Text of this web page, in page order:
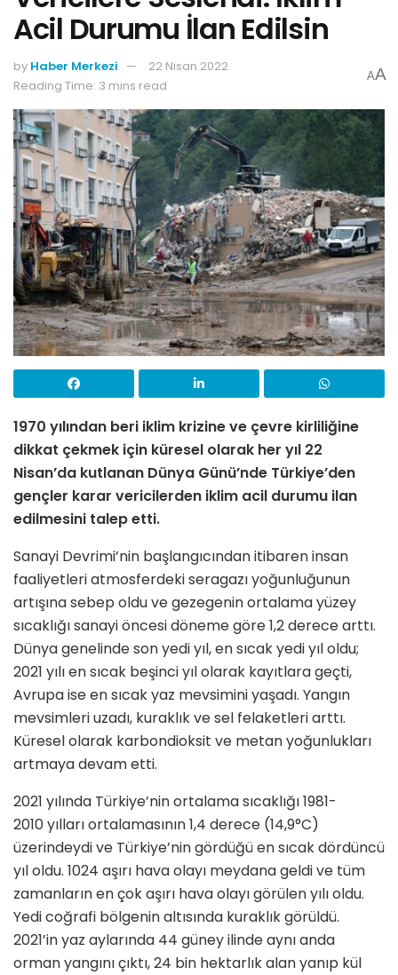
Acil Durumu İlan Edilsin
by Haber Merkezi
22 Nisan 2022
Reading Time: 3 mins read
AA
1970 yılından beri iklim krizine ve çevre kirliliğine
dikkat çekmek için küresel olarak her yıl 22
Nisan’da kutlanan Dünya Günü’nde Türkiye’den
gençler karar vericilerden iklim acil durumu ilan
edilmesini talep etti.
Sanayi Devrimi’nin başlangıcından itibaren insan
faaliyetleri atmosferdeki seragazı yoğunluğunun
artışına sebep oldu ve gezegenin ortalama yüzey
sıcaklığı sanayi öncesi döneme göre 1,2 derece arttı.
Dünya genelinde son yedi yıl, en sıcak yedi yıl oldu;
2021 yılı en sıcak beşinci yıl olarak kayıtlara geçti,
Avrupa ise en sıcak yaz mevsimini yaşadı. Yangın
mevsimleri uzadı, kuraklık ve sel felaketleri arttı.
Küresel olarak karbondioksit ve metan yoğunlukları
artmaya devam etti.
2021 yılında Türkiye’nin ortalama sıcaklığı 1981-
2010 yılları ortalamasının 1,4 derece (14,9°C)
üzerindeydi ve Türkiye’nin gördüğü en sıcak dördüncü
yıl oldu. 1024 aşırı hava olayı meydana geldi ve tüm
zamanların en çok aşırı hava olayı görülen yılı oldu.
Yedi coğrafi bölgenin altısında kuraklık görüldü.
2021’in yaz aylarında 44 güney ilinde aynı anda
orman yangını çıktı, 24 bin hektarlık alan yanıp kül